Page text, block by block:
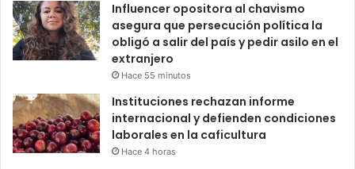
Influencer opositora al chavismo
asegura que persecución política la
obligó a salir del país y pedir asilo en el
extranjero
Hace 55 minutos
Instituciones rechazan informe
internacional y defienden condiciones
laborales en la caficultura
Hace 4 horas